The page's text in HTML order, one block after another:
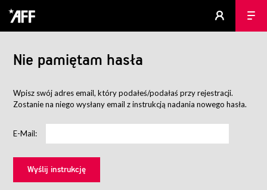
Nie pamiętam hasła
Wpisz swój adres email, który podałeś/podałaś przy rejestracji.
Zostanie na niego wysłany email z instrukcją nadania nowego hasła.
E-Mail: